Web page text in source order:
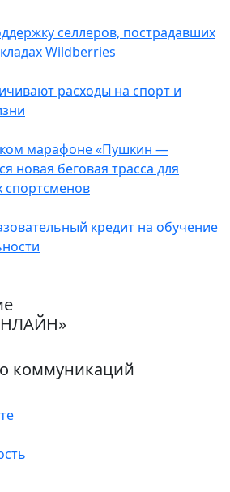
селлеров, пострадавших
Wildberries
расходы на спорт и
марафоне «Пушкин —
новая беговая трасса для
спортсменов
кредит на обучение
коммуникаций